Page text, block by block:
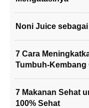
Noni Juice
7 Cara
Tumbuh-Kembang
7 Makanan Sehat
100% Sehat